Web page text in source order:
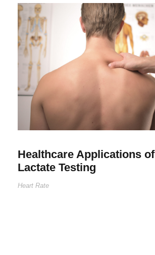
Healthcare Applications of
Lactate Testing
Heart Rate